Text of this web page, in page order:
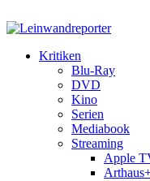
Kritiken
Blu-Ray
DVD
Kino
Serien
Mediabook
Streaming
Apple